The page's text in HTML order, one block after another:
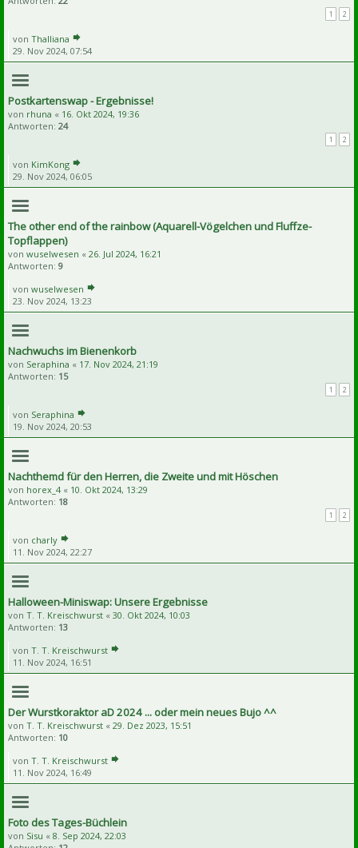
1 2
von Thalliana
29. Nov 2024, 07:54
Postkartenswap - Ergebnisse!
von rhuna « 16. Okt 2024, 19:36
Antworten: 24
1 2
von KimKong
29. Nov 2024, 06:05
The other end of the rainbow (Aquarell-Vögelchen und Fluffze-
Topflappen)
von wuselwesen « 26. Jul 2024, 16:21
Antworten: 9
von wuselwesen
23. Nov 2024, 13:23
Nachwuchs im Bienenkorb
von Seraphina « 17. Nov 2024, 21:19
Antworten: 15
1 2
von Seraphina
19. Nov 2024, 20:53
Nachthemd für den Herren, die Zweite und mit Höschen
von horex_4 « 10. Okt 2024, 13:29
Antworten: 18
1 2
von charly
11. Nov 2024, 22:27
Halloween-Miniswap: Unsere Ergebnisse
von T. T. Kreischwurst « 30. Okt 2024, 10:03
Antworten: 13
von T. T. Kreischwurst
11. Nov 2024, 16:51
Der Wurstkoraktor aD 2024 ... oder mein neues Bujo ^^
von T. T. Kreischwurst « 29. Dez 2023, 15:51
Antworten: 10
von T. T. Kreischwurst
11. Nov 2024, 16:49
Foto des Tages-Büchlein
von Sisu « 8. Sep 2024, 22:03